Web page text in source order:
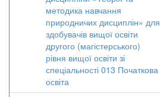
методика навчання
природничих дисциплін» для
здобувачів вищої освіти
другого (магістерського)
рівня вищої освіти зі
спеціальності 013 Початкова
освіта